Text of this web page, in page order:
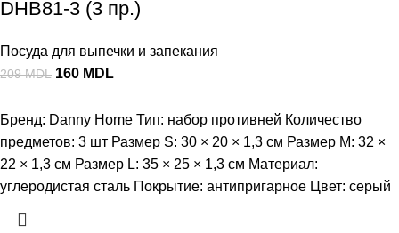
DHB81-3 (3 пр.)
Посуда для выпечки и запекания
209MDL 160 MDL
Бренд: Danny Home Тип: набор противней Количество
предметов: 3 шт Размер S: 30 × 20 × 1,3 см Размер M: 32 ×
22 × 1,3 см Размер L: 35 × 25 × 1,3 см Материал:
углеродистая сталь Покрытие: антипригарное Цвет: серый